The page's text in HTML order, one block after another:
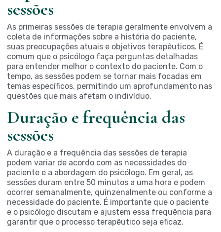
sessões
As primeiras sessões de terapia geralmente envolvem a
coleta de informações sobre a história do paciente,
suas preocupações atuais e objetivos terapêuticos. É
comum que o psicólogo faça perguntas detalhadas
para entender melhor o contexto do paciente. Com o
tempo, as sessões podem se tornar mais focadas em
temas específicos, permitindo um aprofundamento nas
questões que mais afetam o indivíduo.
Duração e frequência das
sessões
A duração e a frequência das sessões de terapia
podem variar de acordo com as necessidades do
paciente e a abordagem do psicólogo. Em geral, as
sessões duram entre 50 minutos a uma hora e podem
ocorrer semanalmente, quinzenalmente ou conforme a
necessidade do paciente. É importante que o paciente
e o psicólogo discutam e ajustem essa frequência para
garantir que o processo terapêutico seja eficaz.